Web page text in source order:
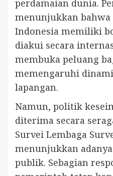
perdamaian dunia.
menunjukkan
Indonesia memiliki
diakui secara
membuka peluang
memengaruhi
lapangan.
Namun, politik
diterima secara
Survei Lembaga
menunjukkan
publik. Sebagian